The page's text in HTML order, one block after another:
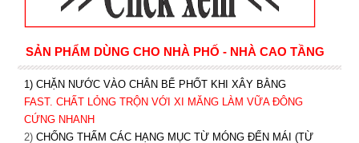
SẢN PHẨM DÙNG CHO NHÀ PHỐ - NHÀ CAO TẦNG
1) CHẶN NƯỚC VÀO CHÂN BỂ PHỐT KHI XÂY BẰNG
FAST. CHẤT LỎNG TRỘN VỚI XI MĂNG LÀM VỮA ĐÔNG
CỨNG NHANH
2) CHỐNG THẤM CÁC HẠNG MỤC TỪ MÓNG ĐẾN MÁI (TỪ